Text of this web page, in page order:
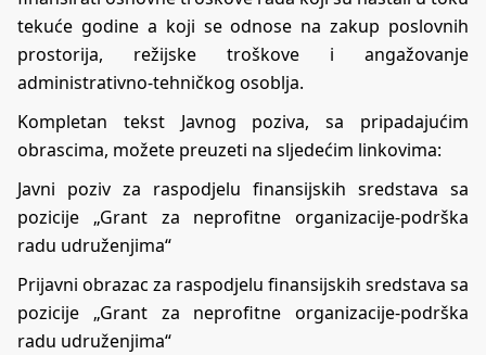
tekuće godine a koji se odnose na zakup poslovnih
prostorija, režijske troškove i angažovanje
administrativno-tehničkog osoblja.
Kompletan tekst Javnog poziva, sa pripadajućim
obrascima, možete preuzeti na sljedećim linkovima:
Javni poziv za raspodjelu finansijskih sredstava sa
pozicije „Grant za neprofitne organizacije-podrška
radu udruženjima“
Prijavni obrazac za raspodjelu finansijskih sredstava sa
pozicije „Grant za neprofitne organizacije-podrška
radu udruženjima“